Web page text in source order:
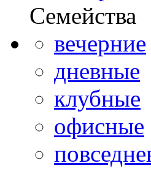
Семейства
вечерние
дневные
клубные
офисные